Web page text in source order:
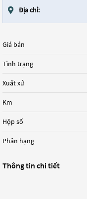
Địa chỉ:
Giá bán
Tình trạng
Xuất xứ
Km
Hộp số
Phân hạng
Thông tin chi tiết